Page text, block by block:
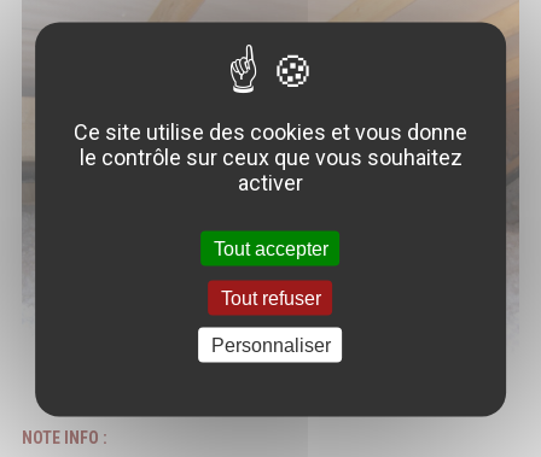
NOTE INFO :
Ce site utilise des cookies et vous donne
le contrôle sur ceux que vous souhaitez
activer
Tout accepter
Tout refuser
Personnaliser